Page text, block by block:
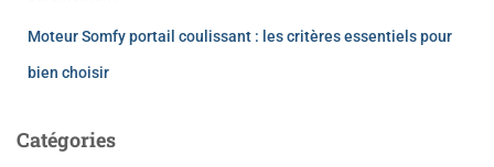
Moteur Somfy portail coulissant : les critères essentiels pour
bien choisir
Catégories